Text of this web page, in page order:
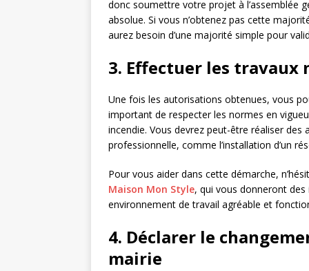
donc soumettre votre projet à l’assemblée
absolue. Si vous n’obtenez pas cette
aurez besoin d’une majorité simple pour
3. Effectuer les travaux
Une fois les autorisations obtenues, vous
important de respecter les normes en
incendie. Vous devrez peut-être réaliser
professionnelle, comme l’installation d’un
Pour vous aider dans cette démarche,
Maison Mon Style, qui vous donneront des
environnement de travail agréable et
4. Déclarer le
mairie